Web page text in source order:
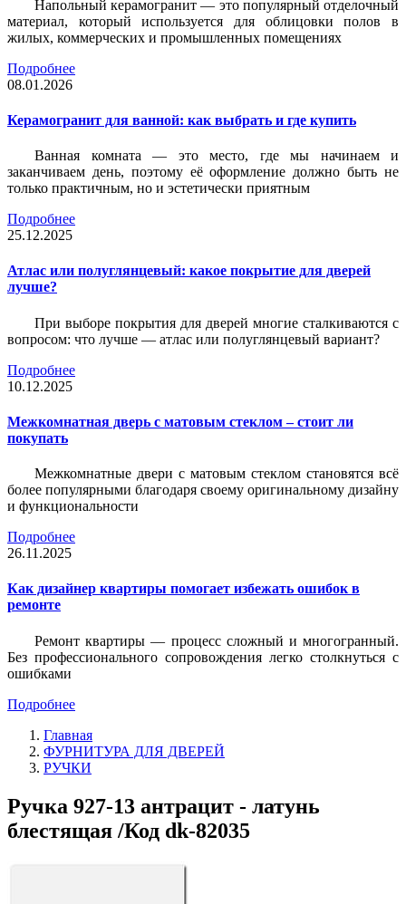
Напольный керамогранит — это популярный отделочный
материал, который используется для облицовки полов в
жилых, коммерческих и промышленных помещениях
Подробнее
08.01.2026
Керамогранит для ванной: как выбрать и где купить
Ванная комната — это место, где мы начинаем и
заканчиваем день, поэтому её оформление должно быть не
только практичным, но и эстетически приятным
Подробнее
25.12.2025
Атлас или полуглянцевый: какое покрытие для дверей
лучше?
При выборе покрытия для дверей многие сталкиваются с
вопросом: что лучше — атлас или полуглянцевый вариант?
Подробнее
10.12.2025
Межкомнатная дверь с матовым стеклом – стоит ли
покупать
Межкомнатные двери с матовым стеклом становятся всё
более популярными благодаря своему оригинальному дизайну
и функциональности
Подробнее
26.11.2025
Как дизайнер квартиры помогает избежать ошибок в
ремонте
Ремонт квартиры — процесс сложный и многогранный.
Без профессионального сопровождения легко столкнуться с
ошибками
Подробнее
Главная
ФУРНИТУРА ДЛЯ ДВЕРЕЙ
РУЧКИ
Ручка 927-13 антрацит - латунь
блестящая /Код dk-82035